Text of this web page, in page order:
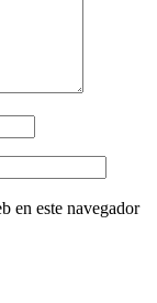
en este navegador